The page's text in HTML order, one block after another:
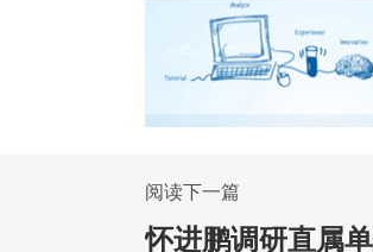
阅读下一篇
怀进鹏调研直属